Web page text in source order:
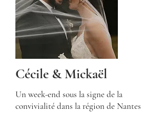
Cécile & Mickaël
Un week-end sous la signe de la
convivialité dans la région de Nantes